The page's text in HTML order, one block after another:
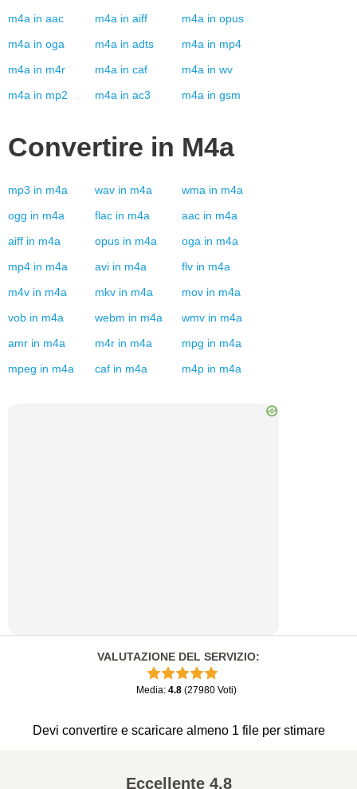
m4a in aac m4a in aiff m4a in opus
m4a in oga m4a in adts m4a in mp4
m4a in m4r m4a in caf m4a in wv
m4a in mp2 m4a in ac3 m4a in gsm
Convertire in M4a
mp3 in m4a wav in m4a wma in m4a
ogg in m4a flac in m4a aac in m4a
aiff in m4a opus in m4a oga in m4a
mp4 in m4a avi in m4a flv in m4a
m4v in m4a mkv in m4a mov in m4a
vob in m4a webm in m4a wmv in m4a
amr in m4a m4r in m4a mpg in m4a
mpeg in m4a caf in m4a m4p in m4a
VALUTAZIONE DEL SERVIZIO:
Media: 4.8 (27980 Voti)
Devi convertire e scaricare almeno 1 file per stimare
Eccellente4.8